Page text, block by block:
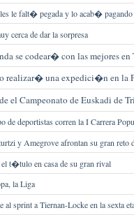
le falt� pegada y lo acab� pagando
cerca de dar la sorpresa
se codear� con las mejores en
realizar� una expedici�n en
el Campeonato de Euskadi de
de deportistas corren la I Carrera
y Amegrove afrontan su gran reto
t�tulo en casa de su gran rival
la Liga
al sprint a Tiernan-Locke en la sexta